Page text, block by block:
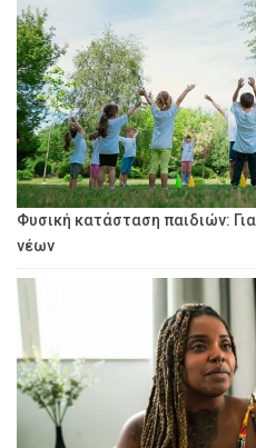
Φυσική κατάσταση παιδιών:
νέων